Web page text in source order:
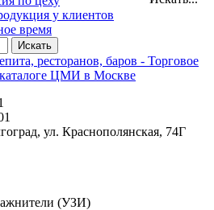
у клиентов
время
Искать
ул. Краснополянская, 74Г
(УЗИ)